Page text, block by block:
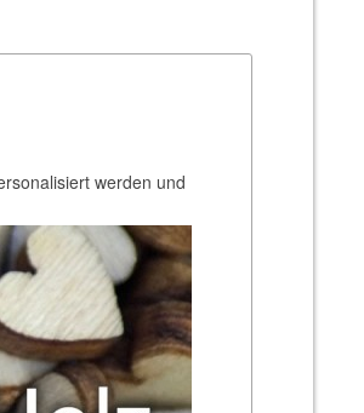
werden und